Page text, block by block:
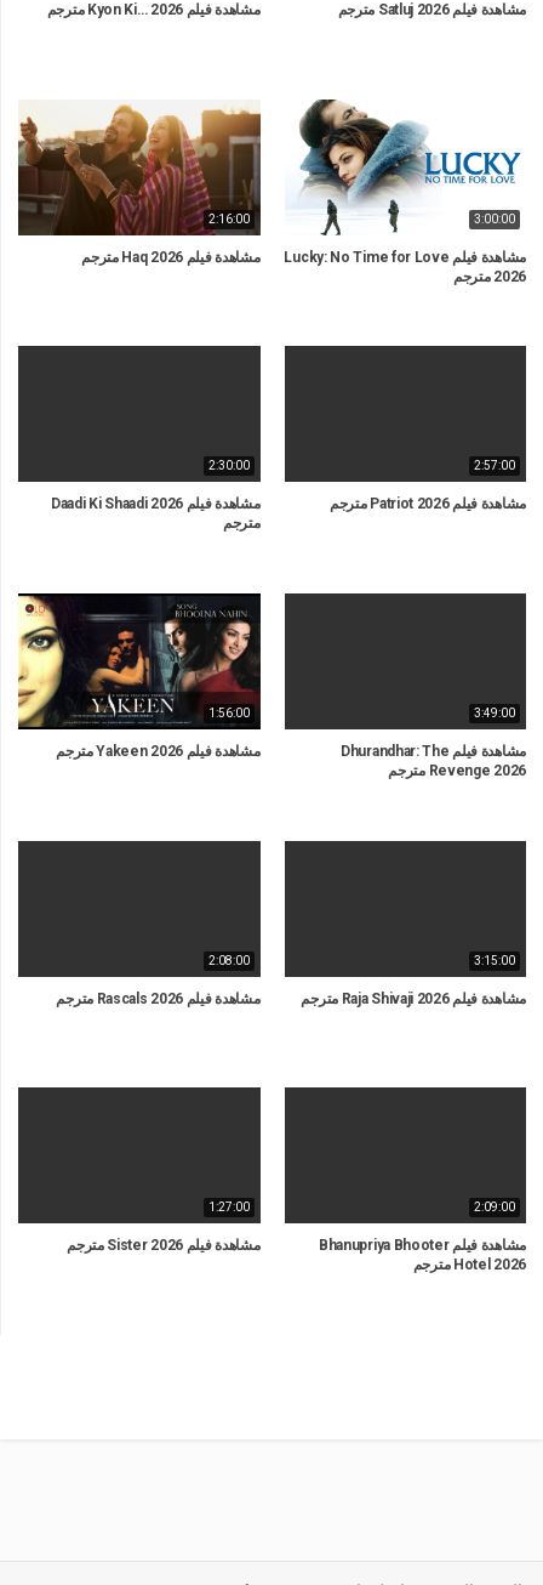
مشاهدة فيلم Satluj 2026 مترجم مشاهدة فيلم Kyon Ki… 2026 مترجم
3:00:00
مشاهدة فيلم Lucky: No Time for Love
2026 مترجم
2:16:00
مشاهدة فيلم Haq 2026 مترجم
2:57:00
مشاهدة فيلم Patriot 2026 مترجم
2:30:00
مشاهدة فيلم Daadi Ki Shaadi 2026
مترجم
3:49:00
مشاهدة فيلم Dhurandhar: The
Revenge 2026 مترجم
1:56:00
مشاهدة فيلم Yakeen 2026 مترجم
3:15:00
مشاهدة فيلم Raja Shivaji 2026 مترجم
2:08:00
مشاهدة فيلم Rascals 2026 مترجم
2:09:00
مشاهدة فيلم Bhanupriya Bhooter
Hotel 2026 مترجم
1:27:00
مشاهدة فيلم Sister 2026 مترجم